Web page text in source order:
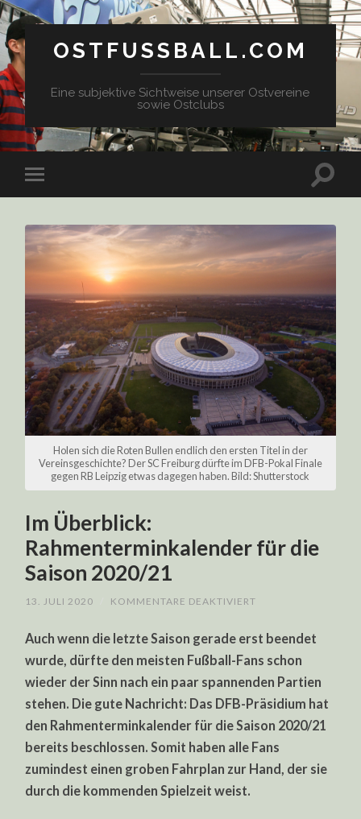
OSTFUSSBALL.COM
Eine subjektive Sichtweise unserer Ostvereine
sowie Ostclubs
Holen sich die Roten Bullen endlich den ersten Titel in der
Vereinsgeschichte? Der SC Freiburg dürfte im DFB-Pokal Finale
gegen RB Leipzig etwas dagegen haben. Bild: Shutterstock
Im Überblick:
Rahmenterminkalender für die
Saison 2020/21
13. JULI 2020 KOMMENTARE DEAKTIVIERT
DIE
2020/21
Auch wenn die letzte Saison gerade erst beendet
wurde, dürfte den meisten Fußball-Fans schon
wieder der Sinn nach ein paar spannenden Partien
stehen. Die gute Nachricht: Das DFB-Präsidium hat
den Rahmenterminkalender für die Saison 2020/21
bereits beschlossen. Somit haben alle Fans
zumindest einen groben Fahrplan zur Hand, der sie
durch die kommenden Spielzeit weist.